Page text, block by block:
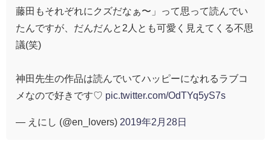
藤田もそれぞれにクズだなぁ〜」って思って読んでい
たんですが、だんだんと2人とも可愛く見えてくる不思
議(笑)
神田先生の作品は読んでいてハッピーになれるラブコ
メなので好きです♡ pic.twitter.com/OdTYq5yS7s
— えにし (@en_lovers) 2019年2月28日